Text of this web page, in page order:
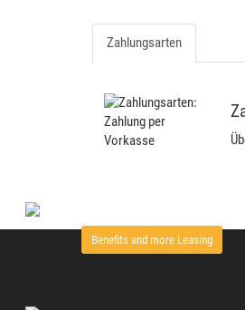
Zahlungsarten
Benefits and more Leasing